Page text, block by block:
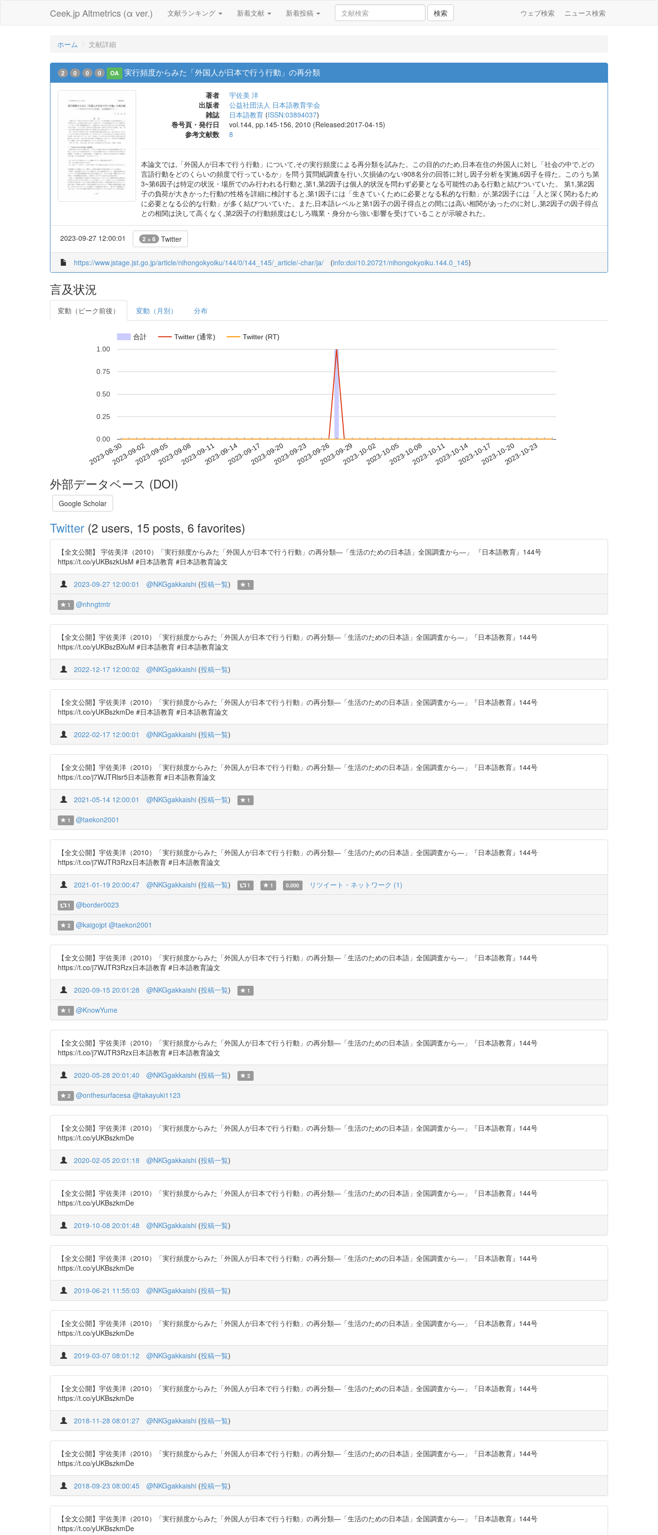
Ceek.jp Altmetrics (α ver.) 文献ランキング 新着文献 新着投稿 検索 ウェブ検索 ニュース検索
ホーム 文献詳細
2 0 0 0 OA 実行頻度からみた「外国人が日本で行う行動」の再分類
著者
宇佐美 洋
出版者
公益社団法人 日本語教育学会
雑誌
日本語教育 (ISSN:03894037)
巻号頁・発行日
vol.144, pp.145-156, 2010 (Released:2017-04-15)
参考文献数
8
本論文では,「外国人が日本で行う行動」について,その実行頻度による再分類を試みた。この目的のため,日本在住の外国人に対し「社会の中で,どの
言語行動をどのくらいの頻度で行っているか」を問う質問紙調査を行い,欠損値のない908名分の回答に対し因子分析を実施,6因子を得た。このうち第
3~第6因子は特定の状況・場所でのみ行われる行動と,第1,第2因子は個人的状況を問わず必要となる可能性のある行動と結びついていた。 第1,第2因
子の負荷が大きかった行動の性格を詳細に検討すると,第1因子には「生きていくために必要となる私的な行動」が,第2因子には「人と深く関わるため
に必要となる公的な行動」が多く結びついていた。また,日本語レベルと第1因子の因子得点との間には高い相関があったのに対し,第2因子の因子得点
との相関は決して高くなく,第2因子の行動頻度はむしろ職業・身分から強い影響を受けていることが示唆された。
2023-09-27 12:00:01 2 + 6 Twitter
https://www.jstage.jst.go.jp/article/nihongokyoiku/144/0/144_145/_article/-char/ja/ (info:doi/10.20721/nihongokyoiku.144.0_145)
言及状況
変動（ピーク前後） 変動（月別） 分布
合計 Twitter (通常) Twitter (RT)
2023-08-302023-09-022023-09-052023-09-082023-09-112023-09-142023-09-172023-09-202023-09-232023-09-262023-09-292023-10-022023-10-052023-10-082023-10-112023-10-142023-10-172023-10-202023-10-23
0.00
0.25
0.50
0.75
1.00
外部データベース (DOI)
Google Scholar
Twitter (2 users, 15 posts, 6 favorites)
【全文公開】 宇佐美洋（2010）「実行頻度からみた「外国人が日本で行う行動」の再分類―「生活のための日本語」全国調査から―」 『日本語教育』144号
https://t.co/yUKBszkUsM #日本語教育 #日本語教育論文
2023-09-27 12:00:01 @NKGgakkaishi (投稿一覧) 1
1 @nhngtmtr
【全文公開】宇佐美洋（2010）「実行頻度からみた「外国人が日本で行う行動」の再分類―「生活のための日本語」全国調査から―」『日本語教育』144号
https://t.co/yUKBszBXuM #日本語教育 #日本語教育論文
2022-12-17 12:00:02 @NKGgakkaishi (投稿一覧)
【全文公開】宇佐美洋（2010）「実行頻度からみた「外国人が日本で行う行動」の再分類―「生活のための日本語」全国調査から―」『日本語教育』144号
https://t.co/yUKBszkmDe #日本語教育 #日本語教育論文
2022-02-17 12:00:01 @NKGgakkaishi (投稿一覧)
【全文公開】宇佐美洋（2010）「実行頻度からみた「外国人が日本で行う行動」の再分類―「生活のための日本語」全国調査から―」『日本語教育』144号
https://t.co/j7WJTRlsr5日本語教育 #日本語教育論文
2021-05-14 12:00:01 @NKGgakkaishi (投稿一覧) 1
1 @taekon2001
【全文公開】宇佐美洋（2010）「実行頻度からみた「外国人が日本で行う行動」の再分類―「生活のための日本語」全国調査から―」『日本語教育』144号
https://t.co/j7WJTR3Rzx日本語教育 #日本語教育論文
2021-01-19 20:00:47 @NKGgakkaishi (投稿一覧) 1 1 0.000 リツイート・ネットワーク (1)
1 @border0023
2 @kaigojpt @taekon2001
【全文公開】宇佐美洋（2010）「実行頻度からみた「外国人が日本で行う行動」の再分類―「生活のための日本語」全国調査から―」『日本語教育』144号
https://t.co/j7WJTR3Rzx日本語教育 #日本語教育論文
2020-09-15 20:01:28 @NKGgakkaishi (投稿一覧) 1
1 @KnowYume
【全文公開】宇佐美洋（2010）「実行頻度からみた「外国人が日本で行う行動」の再分類―「生活のための日本語」全国調査から―」『日本語教育』144号
https://t.co/j7WJTR3Rzx日本語教育 #日本語教育論文
2020-05-28 20:01:40 @NKGgakkaishi (投稿一覧) 2
2 @onthesurfacesa @takayuki1123
【全文公開】宇佐美洋（2010）「実行頻度からみた「外国人が日本で行う行動」の再分類―「生活のための日本語」全国調査から―」『日本語教育』144号
https://t.co/yUKBszkmDe
2020-02-05 20:01:18 @NKGgakkaishi (投稿一覧)
【全文公開】宇佐美洋（2010）「実行頻度からみた「外国人が日本で行う行動」の再分類―「生活のための日本語」全国調査から―」『日本語教育』144号
https://t.co/yUKBszkmDe
2019-10-08 20:01:48 @NKGgakkaishi (投稿一覧)
【全文公開】宇佐美洋（2010）「実行頻度からみた「外国人が日本で行う行動」の再分類―「生活のための日本語」全国調査から―」『日本語教育』144号
https://t.co/yUKBszkmDe
2019-06-21 11:55:03 @NKGgakkaishi (投稿一覧)
【全文公開】宇佐美洋（2010）「実行頻度からみた「外国人が日本で行う行動」の再分類―「生活のための日本語」全国調査から―」『日本語教育』144号
https://t.co/yUKBszkmDe
2019-03-07 08:01:12 @NKGgakkaishi (投稿一覧)
【全文公開】宇佐美洋（2010）「実行頻度からみた「外国人が日本で行う行動」の再分類―「生活のための日本語」全国調査から―」『日本語教育』144号
https://t.co/yUKBszkmDe
2018-11-28 08:01:27 @NKGgakkaishi (投稿一覧)
【全文公開】宇佐美洋（2010）「実行頻度からみた「外国人が日本で行う行動」の再分類―「生活のための日本語」全国調査から―」『日本語教育』144号
https://t.co/yUKBszkmDe
2018-09-23 08:00:45 @NKGgakkaishi (投稿一覧)
【全文公開】宇佐美洋（2010）「実行頻度からみた「外国人が日本で行う行動」の再分類―「生活のための日本語」全国調査から―」『日本語教育』144号
https://t.co/yUKBszkmDe